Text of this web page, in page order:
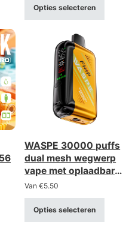
in bulk
Opties selecteren
WASPE 30000 puffs
dual mesh wegwerp
vape met oplaadbare
850mah batterij
Van€5.50
Opties selecteren